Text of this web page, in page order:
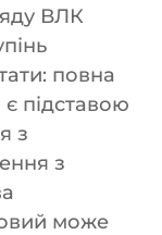
ВЛК
повна
підставою
з
з
може